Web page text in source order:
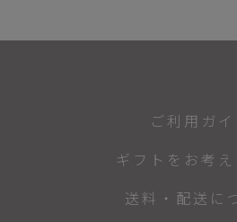
ご利用ガイ
ギフトをお考
送料・配送に